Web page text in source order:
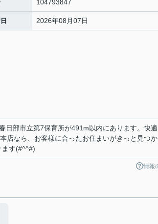
104793847
2026年08月07日
日部市立第7保育所が491m以内にあります。快
店なら、お客様に合ったお住まいがきっと見つ
ます(#^^#)
情報